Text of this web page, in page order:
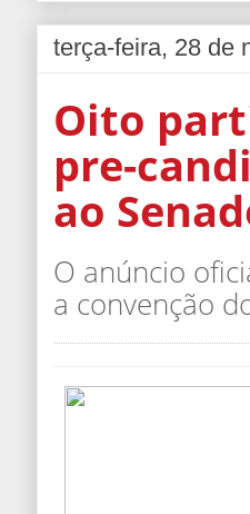
terça-feira, 28 de
Oito
pre-
ao
O anúncio
a convenção